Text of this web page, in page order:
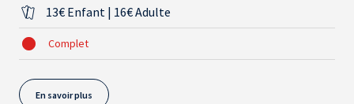
13€ Enfant | 16€ Adulte
Complet
En savoir plus